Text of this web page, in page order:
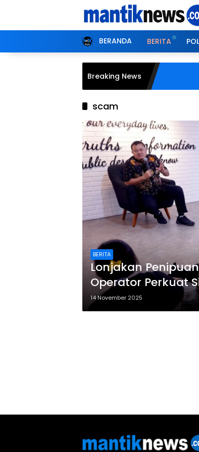
BERANDA BERITA
Breaking News
scam
BERITA
Lonjakan
Operator Perkuat
14 November 2025